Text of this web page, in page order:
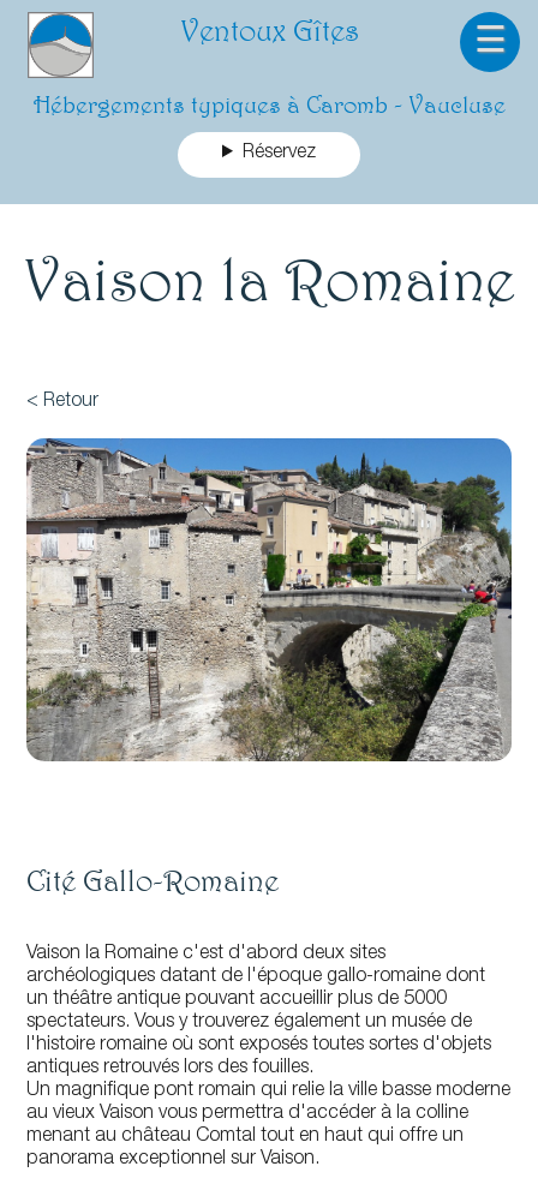
Ventoux Gîtes
Hébergements typiques à Caromb - Vaucluse
☰
Réservez
Vaison la Romaine
< Retour
Cité Gallo-Romaine
Vaison la Romaine c'est d'abord deux sites
archéologiques datant de l'époque gallo-romaine dont
un théâtre antique pouvant accueillir plus de 5000
spectateurs. Vous y trouverez également un musée de
l'histoire romaine où sont exposés toutes sortes d'objets
antiques retrouvés lors des fouilles.
Un magnifique pont romain qui relie la ville basse moderne
au vieux Vaison vous permettra d'accéder à la colline
menant au château Comtal tout en haut qui offre un
panorama exceptionnel sur Vaison.